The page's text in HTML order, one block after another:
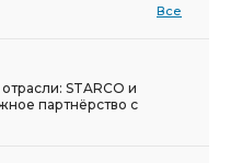
Все
STARCO и
партнёрство с